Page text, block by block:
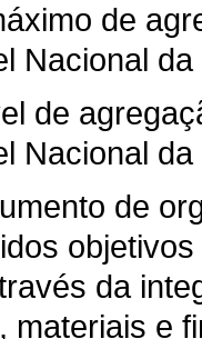
de
Nacional
de
Nacional
de
da
materiais e